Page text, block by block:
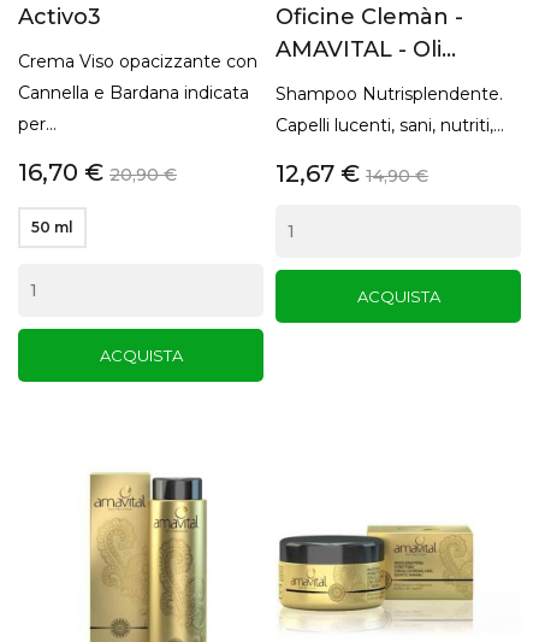
Activo3
Crema Viso opacizzante con
Cannella e Bardana indicata
per...
16,70 € 20,90 €
50 ml
ACQUISTA
Oficine Clemàn -
AMAVITAL - Oli...
Shampoo Nutrisplendente.
Capelli lucenti, sani, nutriti,...
12,67 € 14,90 €
ACQUISTA